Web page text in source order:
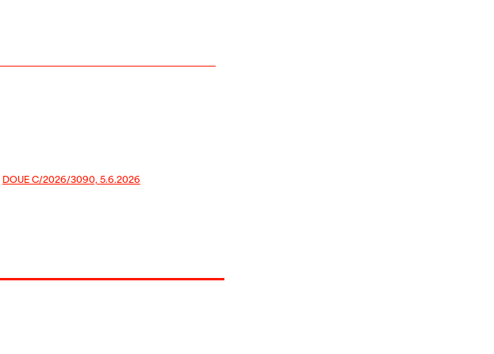
DOUE C/2026/3090, 5.6.2026